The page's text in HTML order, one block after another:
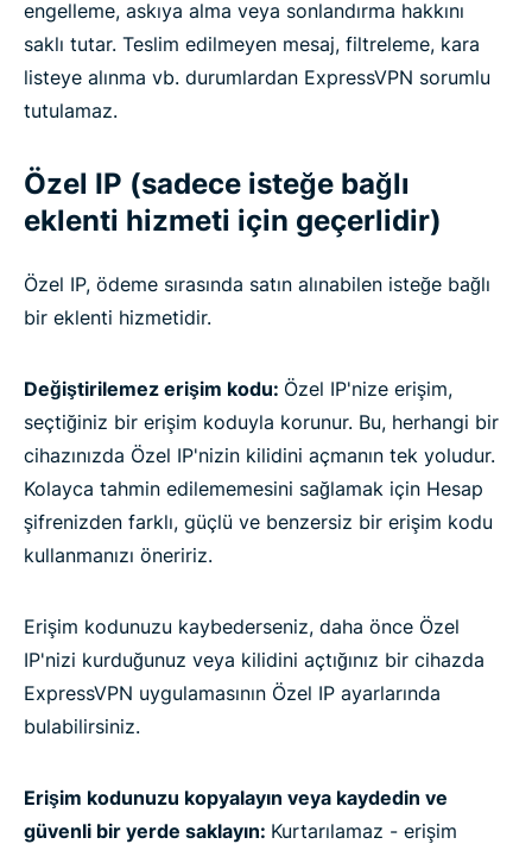
engelleme, askıya alma veya sonlandırma hakkını
saklı tutar. Teslim edilmeyen mesaj, filtreleme, kara
listeye alınma vb. durumlardan ExpressVPN sorumlu
tutulamaz.
Özel IP (sadece isteğe bağlı
eklenti hizmeti için geçerlidir)
Özel IP, ödeme sırasında satın alınabilen isteğe bağlı
bir eklenti hizmetidir.
Değiştirilemez erişim kodu: Özel IP'nize erişim,
seçtiğiniz bir erişim koduyla korunur. Bu, herhangi bir
cihazınızda Özel IP'nizin kilidini açmanın tek yoludur.
Kolayca tahmin edilememesini sağlamak için Hesap
şifrenizden farklı, güçlü ve benzersiz bir erişim kodu
kullanmanızı öneririz.
Erişim kodunuzu kaybederseniz, daha önce Özel
IP'nizi kurduğunuz veya kilidini açtığınız bir cihazda
ExpressVPN uygulamasının Özel IP ayarlarında
bulabilirsiniz.
Erişim kodunuzu kopyalayın veya kaydedin ve
güvenli bir yerde saklayın: Kurtarılamaz - erişim